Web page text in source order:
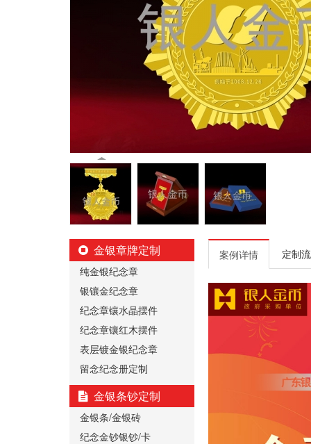
金银章牌定制
纯金银纪念章
银镶金纪念章
纪念章镶水晶摆件
纪念章镶红木摆件
表层镀金银纪念章
留念纪念册定制
金银条钞定制
金银条/金银砖
纪念金钞银钞/卡
案例详情 定制